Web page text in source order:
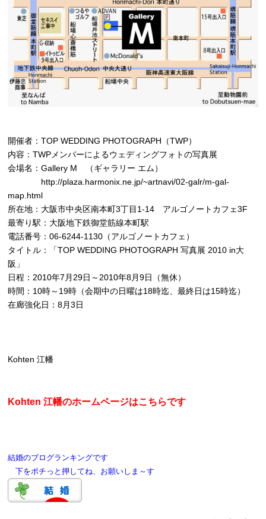
開催者：TOP WEDDING PHOTOGRAPH（TWP）
内容：TWPメンバーによるウェディングフォトの写真展
会場名：Gallery M （ギャラリー エム）
http://plaza.harmonix.ne.jp/~artnavi/02-galr/m-gal-
map.html
所在地：大阪市中央区南本町3丁目1-14 アルゴノートカフェ3F
最寄り駅：大阪地下鉄御堂筋線本町駅
電話番号：06-6244-1130（アルゴノートカフェ）
タイトル：「TOP WEDDING PHOTOGRAPH 写真展 2010 in大
阪」
日程：2010年7月29日～2010年8月9日（無休）
時間：10時～19時（会期中の日曜は18時迄、最終日は15時迄）
在廊強化日：8月3日
Kohten 江幡
Kohten 江幡のホームページはこちらです
結婚のブログランキングです
下をポチっと押してね、お願いしま～す